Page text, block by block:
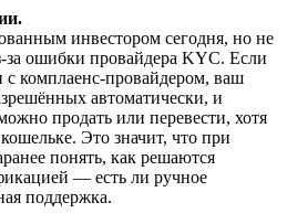
инвестором сегодня, но не
за ошибки провайдера KYC. Если
комплаенс-провайдером, ваш
автоматически, и
продать или перевести, хотя
Это значит, что при
понять, как решаются
— есть ли ручное
поддержка.